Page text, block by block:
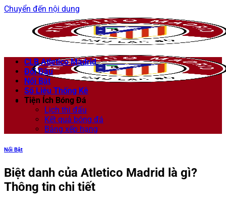
Chuyển đến nội dung
CLB Atletico Madrid
Đối Đầu
Nổi Bật
Số Liệu Thống Kê
Tiện Ích Bóng Đá
Lịch thi đấu
Kết quả bóng đá
Bảng xếp hạng
Nổi Bật
Biệt danh của Atletico Madrid là gì?
Thông tin chi tiết